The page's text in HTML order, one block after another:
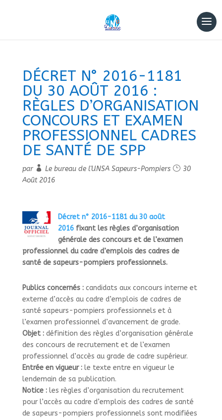
DÉCRET N° 2016-1181
DU 30 AOÛT 2016 :
RÈGLES D’ORGANISATION
CONCOURS ET EXAMEN
PROFESSIONNEL CADRES
DE SANTÉ DE SPP
par Le bureau de l'UNSA Sapeurs-Pompiers
30
Août 2016
Décret n° 2016-1181 du 30 août
2016fixant les règles d’organisation
générale des concours et de l’examen
professionnel du cadre d’emplois des cadres de
santé de sapeurs-pompiers professionnels.
Publics concernés :candidats aux concours interne et
externe d’accès au cadre d’emplois de cadres de
santé sapeurs-pompiers professionnels et à
l’examen professionnel d’avancement de grade.
Objet :définition des règles d’organisation générale
des concours de recrutement et de l’examen
professionnel d’accès au grade de cadre supérieur.
Entrée en vigueur :le texte entre en vigueur le
lendemain de sa publication.
Notice :les règles d’organisation du recrutement
pour l’accès au cadre d’emplois des cadres de santé
de sapeurs-pompiers professionnels sont modifiées